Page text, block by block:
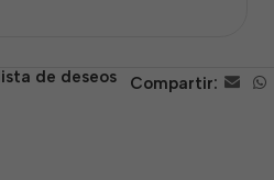
de deseos Compartir: